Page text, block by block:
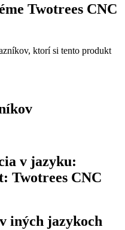
Twotrees CNC
ktorí si tento produkt
v jazyku:
Twotrees CNC
iných jazykoch